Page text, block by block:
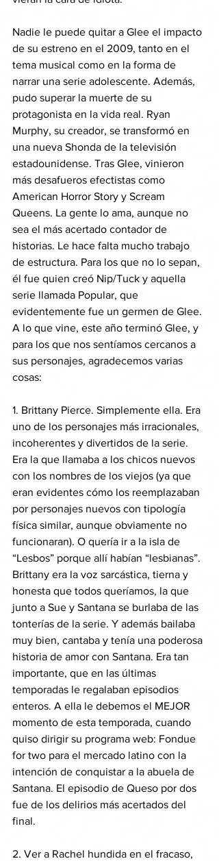
Nadie le puede quitar a Glee el impacto
de su estreno en el 2009, tanto en el
tema musical como en la forma de
narrar una serie adolescente. Además,
pudo superar la muerte de su
protagonista en la vida real. Ryan
Murphy, su creador, se transformó en
una nueva Shonda de la televisión
estadounidense. Tras Glee, vinieron
más desafueros efectistas como
American Horror Story y Scream
Queens. La gente lo ama, aunque no
sea el más acertado contador de
historias. Le hace falta mucho trabajo
de estructura. Para los que no lo sepan,
él fue quien creó Nip/Tuck y aquella
serie llamada Popular, que
evidentemente fue un germen de Glee.
A lo que vine, este año terminó Glee, y
para los que nos sentíamos cercanos a
sus personajes, agradecemos varias
cosas:
1. Brittany Pierce. Simplemente ella. Era
uno de los personajes más irracionales,
incoherentes y divertidos de la serie.
Era la que llamaba a los chicos nuevos
con los nombres de los viejos (ya que
eran evidentes cómo los reemplazaban
por personajes nuevos con tipología
física similar, aunque obviamente no
funcionaran). O quería ir a la isla de
“Lesbos” porque allí habían “lesbianas”.
Brittany era la voz sarcástica, tierna y
honesta que todos queríamos, la que
junto a Sue y Santana se burlaba de las
tonterías de la serie. Y además bailaba
muy bien, cantaba y tenía una poderosa
historia de amor con Santana. Era tan
importante, que en las últimas
temporadas le regalaban episodios
enteros. A ella le debemos el MEJOR
momento de esta temporada, cuando
quiso dirigir su programa web: Fondue
for two para el mercado latino con la
intención de conquistar a la abuela de
Santana. El episodio de Queso por dos
fue de los delirios más acertados del
final.
2. Ver a Rachel hundida en el fracaso,